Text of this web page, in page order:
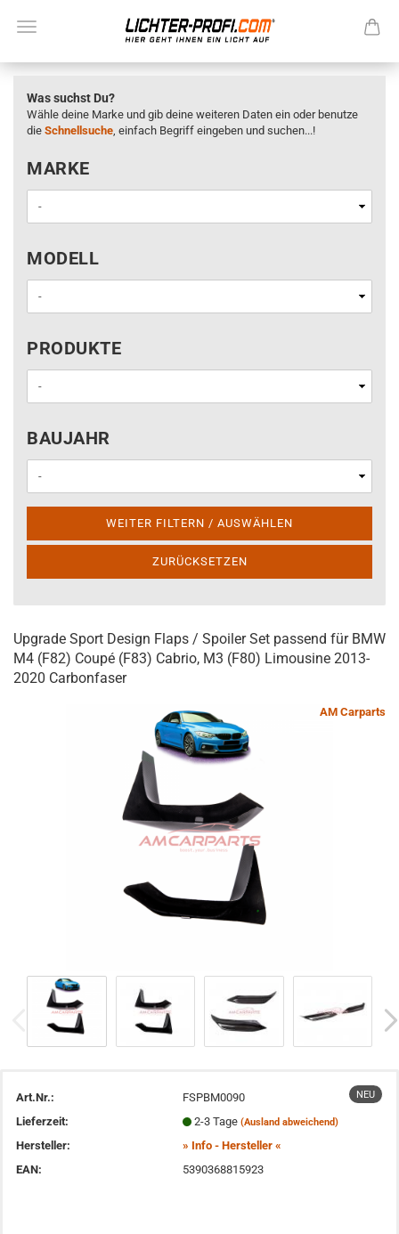
Was suchst Du?
Wähle deine Marke und gib deine weiteren Daten ein oder benutze
die Schnellsuche, einfach Begriff eingeben und suchen...!
MARKE
MARKE
MODELL
MODELL
PRODUKTE
PRODUKTE
BAUJAHR
BAUJAHR
WEITER FILTERN / AUSWÄHLEN
ZURÜCKSETZEN
Upgrade Sport Design Flaps / Spoiler Set passend für BMW
M4 (F82) Coupé (F83) Cabrio, M3 (F80) Limousine 2013-
2020 Carbonfaser
AM Carparts
NEU
Art.Nr.:
FSPBM0090
Lieferzeit:
2-3 Tage (Ausland abweichend)
Hersteller:
» Info - Hersteller «
EAN:
5390368815923